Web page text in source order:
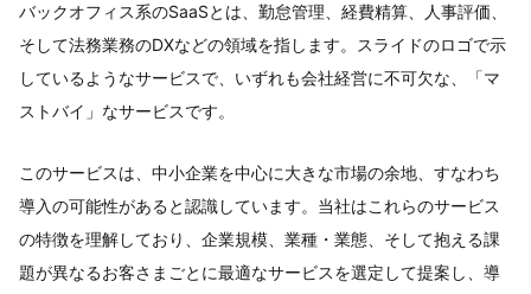
バックオフィス系のSaaSとは、勤怠管理、経費精算、人事評価、
そして法務業務のDXなどの領域を指します。スライドのロゴで示
しているようなサービスで、いずれも会社経営に不可欠な、「マ
ストバイ」なサービスです。
このサービスは、中小企業を中心に大きな市場の余地、すなわち
導入の可能性があると認識しています。当社はこれらのサービス
の特徴を理解しており、企業規模、業種・業態、そして抱える課
題が異なるお客さまごとに最適なサービスを選定して提案し、導